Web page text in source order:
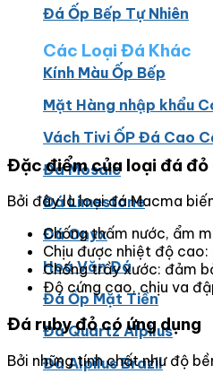
Đá Ốp Bếp Tự Nhiên
Các Loại Đá Khác
Kính Màu Ốp Bếp
Mặt Hàng nhập khẩu
Vách Tivi ỐP Đá Cao
Đá Mosaic
Đá Limestone
Đá Onyx
Hoa Văn Đá
Đá Ốp Mặt Tiền
Đá Quartz Alpilus
Đá Alpilus Brazil
Đặc điểm của loại đá
Bởi đây là loại đá Macma
Chống thấm nước, ẩm
Chịu được nhiệt độ
Chống trầy xước: đảm
Độ cứng cao, chịu va
Đá ruby đỏ có ứng dụng
Bởi những tính chất như độ